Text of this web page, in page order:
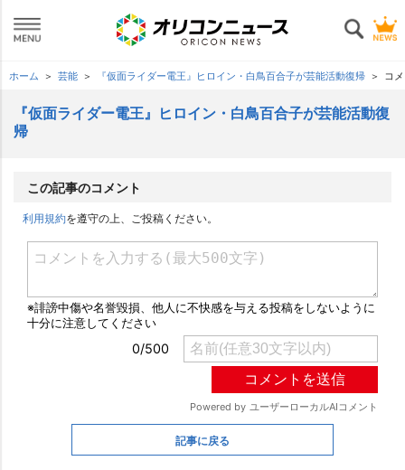
ホーム 芸能 『仮面ライダー電王』ヒロイン・白鳥百合子が芸能活動復帰 コ
『仮面ライダー電王』ヒロイン・白鳥百合子が芸能活動復
帰
この記事のコメント
利用規約を遵守の上、ご投稿ください。
記事に戻る